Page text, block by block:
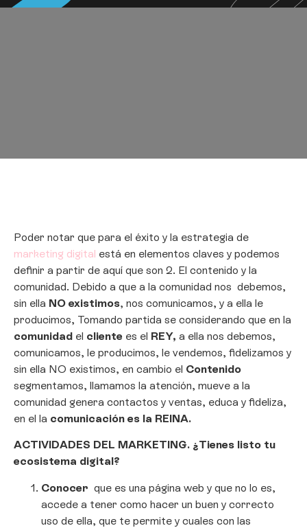
Poder notar que para el éxito y la estrategia de
marketing digital está en elementos claves y podemos
definir a partir de aquí que son 2. El contenido y la
comunidad. Debido a que a la comunidad nos debemos,
sin ella NO existimos, nos comunicamos, y a ella le
producimos, Tomando partida se considerando que en la
comunidad el cliente es el REY, a ella nos debemos,
comunicamos, le producimos, le vendemos, fidelizamos y
sin ella NO existimos, en cambio el Contenido
segmentamos, llamamos la atención, mueve a la
comunidad genera contactos y ventas, educa y fideliza,
en el la comunicación es la REINA.
ACTIVIDADES DEL MARKETING. ¿Tienes listo tu
ecosistema digital?
Conocer que es una página web y que no lo es,
accede a tener como hacer un buen y correcto
uso de ella, que te permite y cuales con las